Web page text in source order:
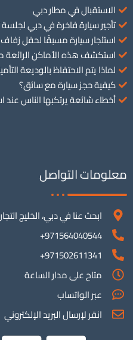
الاستقبال في مطار دبي
تأجير سيارة فاخرة في دبي
استئجار سيارة مسبقًا لحفل زفاف
استكشف هذه الأماكن الرائعة
لماذا يتم الاحتفاظ بالوديعة
كيفية حجز سيارة مع سائق؟
أخطاء شائعة يرتكبها الناس عند
معلومات التواصل
ابحث عنا في دبي، الخليج
971564040544+
971502611341+
متاح على مدار الساعة
عبر الواتساب
انقر لإرسال البريد الإلكتروني